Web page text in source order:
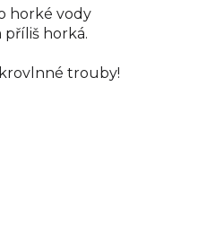
horké vody
horká.
trouby!